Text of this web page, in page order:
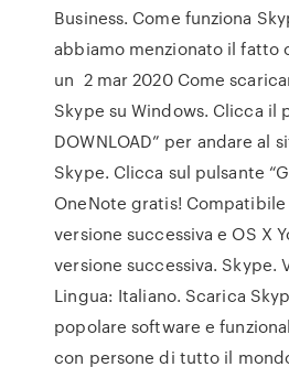
Business. Come funziona
abbiamo menzionato il fatto
un 2 mar 2020 Come
Skype su Windows. Clicca il
DOWNLOAD” per andare al
Skype. Clicca sul pulsante
OneNote gratis!
versione successiva e OS X
versione successiva. Skype.
Lingua: Italiano. Scarica
popolare software e
con persone di tutto il